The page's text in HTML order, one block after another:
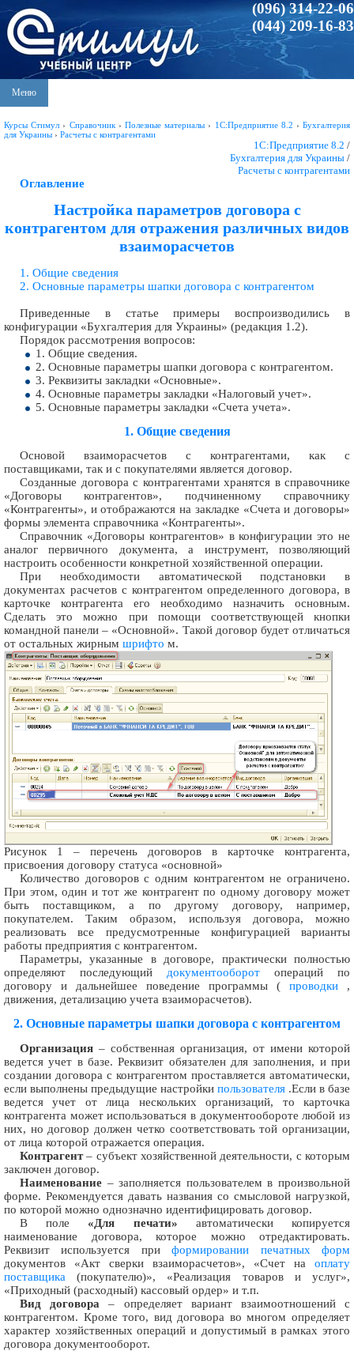
(096) 314-22-06
(044) 209-16-83
Меню
Курсы Стимул › Справочник› Полезные материалы › 1С:Предприятие 8.2 ›Бухгалтерия
для Украины › Расчеты с контрагентами
1С:Предприятие 8.2 /
Бухгалтерия для Украины /
Расчеты с контрагентами
Оглавление
Настройка параметров договора с
контрагентом для отражения различных видов
взаиморасчетов
1. Общие сведения
2. Основные параметры шапки договора с контрагентом
Приведенные в статье примеры воспроизводились в
конфигурации «Бухгалтерия для Украины» (редакция 1.2).
Порядок рассмотрения вопросов:
1. Общие сведения.
2. Основные параметры шапки договора с контрагентом.
3. Реквизиты закладки «Основные».
4. Основные параметры закладки «Налоговый учет».
5. Основные параметры закладки «Счета учета».
1. Общие сведения
Основой взаиморасчетов с контрагентами, как с
поставщиками, так и с покупателями является договор.
Созданные договора с контрагентами хранятся в справочнике
«Договоры контрагентов», подчиненному справочнику
«Контрагенты», и отображаются на закладке «Счета и договоры»
формы элемента справочника «Контрагенты».
Справочник «Договоры контрагентов» в конфигурации это не
аналог первичного документа, а инструмент, позволяющий
настроить особенности конкретной хозяйственной операции.
При необходимости автоматической подстановки в
документах расчетов с контрагентом определенного договора, в
карточке контрагента его необходимо назначить основным.
Сделать это можно при помощи соответствующей кнопки
командной панели – «Основной». Такой договор будет отличаться
от остальных жирным шрифто м.
Рисунок 1 – перечень договоров в карточке контрагента,
присвоения договору статуса «основной»
Количество договоров с одним контрагентом не ограничено.
При этом, один и тот же контрагент по одному договору может
быть поставщиком, а по другому договору, например,
покупателем. Таким образом, используя договора, можно
реализовать все предусмотренные конфигурацией варианты
работы предприятия с контрагентом.
Параметры, указанные в договоре, практически полностью
определяют последующий документооборот операций по
договору и дальнейшее поведение программы ( проводки ,
движения, детализацию учета взаиморасчетов).
2. Основные параметры шапки договора с контрагентом
Организация – собственная организация, от имени которой
ведется учет в базе. Реквизит обязателен для заполнения, и при
создании договора с контрагентом проставляется автоматически,
если выполнены предыдущие настройки пользователя .Если в базе
ведется учет от лица нескольких организаций, то карточка
контрагента может использоваться в документообороте любой из
них, но договор должен четко соответствовать той организации,
от лица которой отражается операция.
Контрагент– субъект хозяйственной деятельности, с которым
заключен договор.
Наименование – заполняется пользователем в произвольной
форме. Рекомендуется давать названия со смысловой нагрузкой,
по которой можно однозначно идентифицировать договор.
В поле «Для печати» автоматически копируется
наименование договора, которое можно отредактировать.
Реквизит используется приформировании печатных форм
документов «Акт сверки взаиморасчетов», «Счет на оплату
поставщика (покупателю)», «Реализация товаров и услуг»,
«Приходный (расходный) кассовый ордер» и т.п.
Вид договора – определяет вариант взаимоотношений с
контрагентом. Кроме того, вид договора во многом определяет
характер хозяйственных операций и допустимый в рамках этого
договора документооборот.